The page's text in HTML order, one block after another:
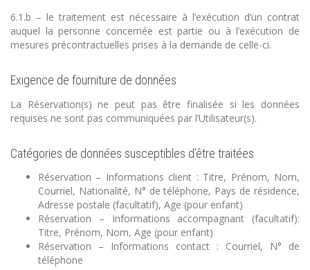
6.1.b – le traitement est nécessaire à l’exécution d’un contrat
auquel la personne concernée est partie ou à l’exécution de
mesures précontractuelles prises à la demande de celle-ci.
Exigence de fourniture de données
La Réservation(s) ne peut pas être finalisée si les données
requises ne sont pas communiquées par l’Utilisateur(s).
Catégories de données susceptibles d’être traitées
Réservation – Informations client : Titre, Prénom, Nom,
Courriel, Nationalité, N° de téléphone, Pays de résidence,
Adresse postale (facultatif), Age (pour enfant)
Réservation – Informations accompagnant (facultatif):
Titre, Prénom, Nom, Age (pour enfant)
Réservation – Informations contact : Courriel, N° de
téléphone